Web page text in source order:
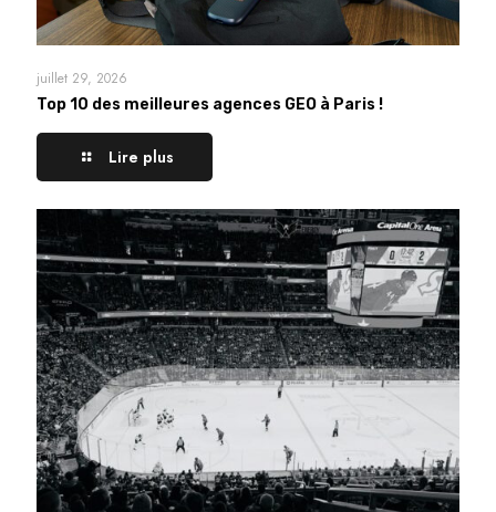
juillet 29, 2026
Top 10 des meilleures agences GEO à Paris !
Lire plus